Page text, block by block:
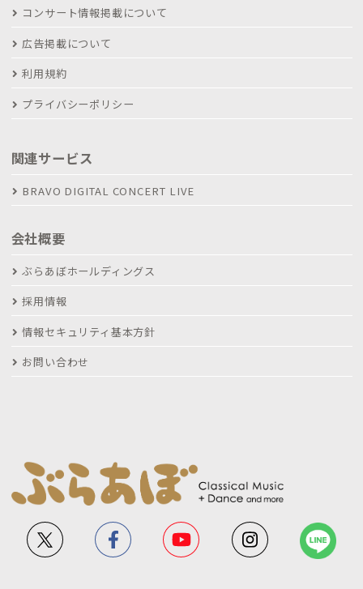
コンサート情報掲載について
広告掲載について
利用規約
プライバシーポリシー
関連サービス
BRAVO DIGITAL CONCERT LIVE
会社概要
ぶらあぼホールディングス
採用情報
情報セキュリティ基本方針
お問い合わせ